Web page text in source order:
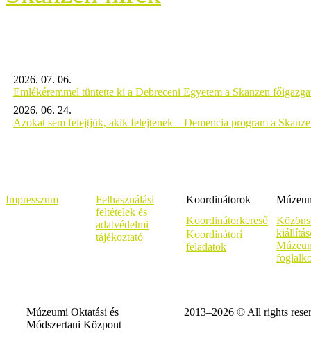
2026. 07. 06.
Emlékéremmel tüntette ki a Debreceni Egyetem a Skanzen
2026. 06. 24.
Azokat sem felejtjük, akik felejtenek – Demencia program a
Impresszum
Felhasználási
feltételek és
adatvédelmi
tájékoztató
Koordinátorok
Koordinátorkereső
Koordinátori
feladatok
Múzeumi Oktatási és
Módszertani Központ
2013–2026 © All rights